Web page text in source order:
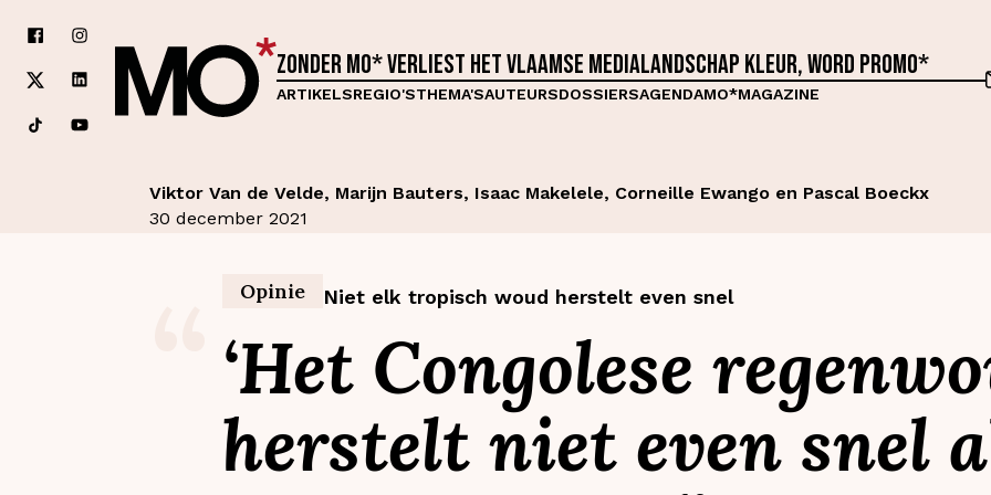
Zonder MO* verliest het Vlaamse medialandschap kleur, word proMO*
ARTIKELSREGIO'STHEMA'SAUTEURSDOSSIERSAGENDAMO*MAGAZINE
Viktor Van de Velde, Marijn Bauters, Isaac Makelele, Corneille Ewango en Pascal Boeckx
30 december 2021
Opinie Niet elk tropisch woud herstelt even snel
‘Het Congolese
herstelt niet even snel